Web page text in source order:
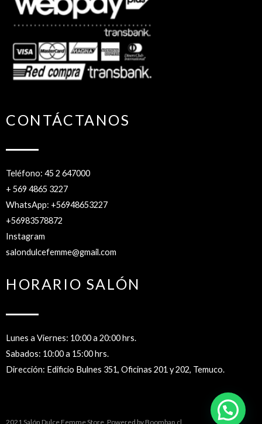
CONTÁCTANOS
Teléfono: 45 2 647000
+ 569 4865 3227
WhatsApp: +56948653227
+56983578872
Instagram
salondulcefemme@gmail.com
HORARIO SALÓN
Lunes a Viernes: 10:00 a 20:00 hrs.
Sabados: 10:00 a 15:00 hrs.
Dirección: Edificio Bulnes 351, Oficinas 201 y 202, Temuco.
2021 Salón Dulce Femme Store. Powered by Boombap.cl